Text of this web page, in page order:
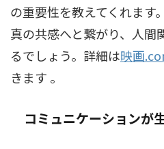
の重要性を教えてくれます
真の共感へと繋がり、人間
るでしょう。詳細は映画
きます 。
コミュニケーションが